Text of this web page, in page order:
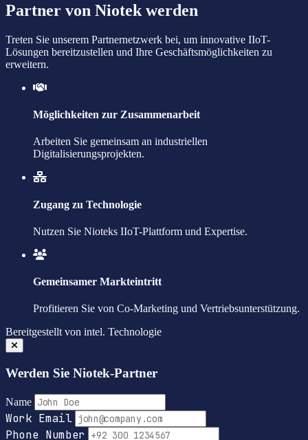
Partner von Niotek werden
Treten Sie unserem Partnernetzwerk bei, um innovative IIoT-
Lösungen bereitzustellen und Ihre Geschäftsmöglichkeiten zu
erweitern.
Möglichkeiten zur Zusammenarbeit
Arbeiten Sie gemeinsam an industriellen
Digitalisierungsprojekten.
Zugang zu Technologie
Nutzen Sie Nioteks IIoT-Plattform und Expertise.
Gemeinsamer Markteintritt
Profitieren Sie von Co-Marketing und Vertriebsunterstützung.
Bereitgestellt von intel. Technologie
Werden Sie Niotek-Partner
Name
Work Email
Phone Number